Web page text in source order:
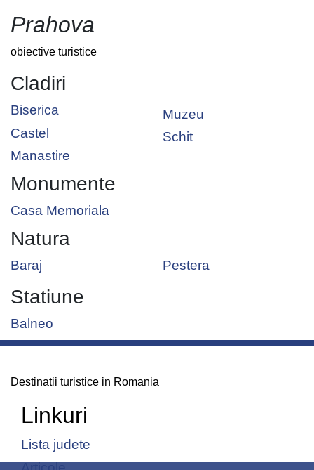
Prahova
obiective turistice
Cladiri
Biserica
Castel
Manastire
Muzeu
Schit
Monumente
Casa Memoriala
Natura
Baraj Pestera
Statiune
Balneo
Destinatii turistice in Romania
Linkuri
Lista judete